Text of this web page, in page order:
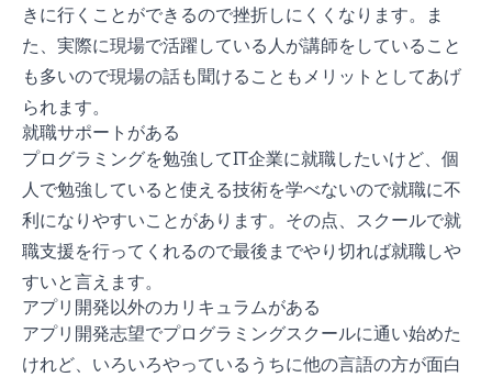
きに行くことができるので挫折しにくくなります。ま
た、実際に現場で活躍している人が講師をしていること
も多いので現場の話も聞けることもメリットとしてあげ
られます。
就職サポートがある
プログラミングを勉強してIT企業に就職したいけど、個
人で勉強していると使える技術を学べないので就職に不
利になりやすいことがあります。その点、スクールで就
職支援を行ってくれるので最後までやり切れば就職しや
すいと言えます。
アプリ開発以外のカリキュラムがある
アプリ開発志望でプログラミングスクールに通い始めた
けれど、いろいろやっているうちに他の言語の方が面白